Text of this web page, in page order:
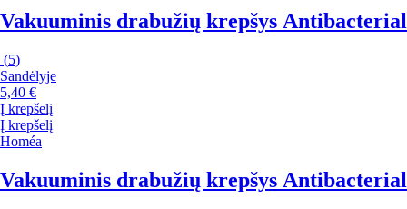
Vakuuminis drabužių krepšys Antibacterial
(5)
Sandėlyje
5,40 €
Į krepšelį
Į krepšelį
Homéa
Vakuuminis drabužių krepšys Antibacterial